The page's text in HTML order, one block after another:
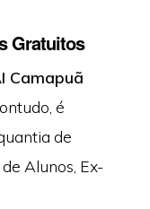
Gratuitos
Camapuã
é
de
Alunos, Ex-